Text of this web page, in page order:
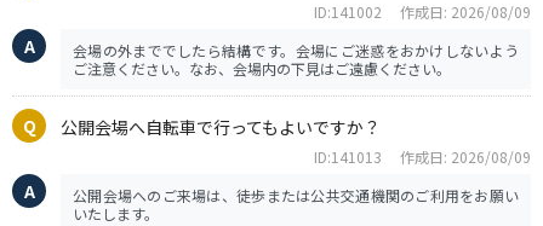
ID:141002
作成日: 2026/08/09
会場の外まででしたら結構です。会場にご迷惑をおかけしないよう
ご注意ください。なお、会場内の下見はご遠慮ください。
公開会場へ自転車で行ってもよいですか？
ID:141013
作成日: 2026/08/09
公開会場へのご来場は、徒歩または公共交通機関のご利用をお願い
いたします。